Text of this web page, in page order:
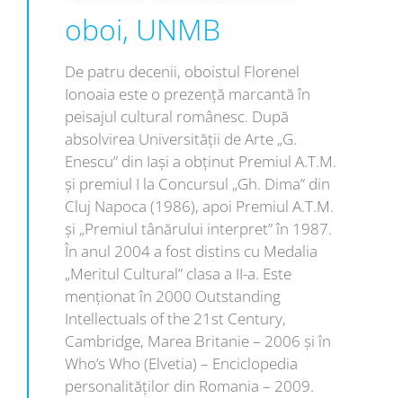
oboi, UNMB
De patru decenii, oboistul Florenel
Ionoaia este o prezenţă marcantă în
peisajul cultural românesc. După
absolvirea Universităţii de Arte „G.
Enescu” din Iaşi a obţinut Premiul A.T.M.
şi premiul I la Concursul „Gh. Dima” din
Cluj Napoca (1986), apoi Premiul A.T.M.
şi „Premiul tânărului interpret” în 1987.
În anul 2004 a fost distins cu Medalia
„Meritul Cultural” clasa a II-a. Este
menţionat în 2000 Outstanding
Intellectuals of the 21st Century,
Cambridge, Marea Britanie – 2006 şi în
Who’s Who (Elvetia) – Enciclopedia
personalităţilor din Romania – 2009.